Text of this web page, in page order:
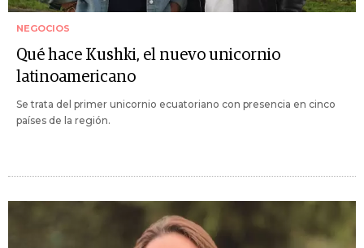
NEGOCIOS
Qué hace Kushki, el nuevo unicornio
latinoamericano
Se trata del primer unicornio ecuatoriano con presencia en cinco
países de la región.